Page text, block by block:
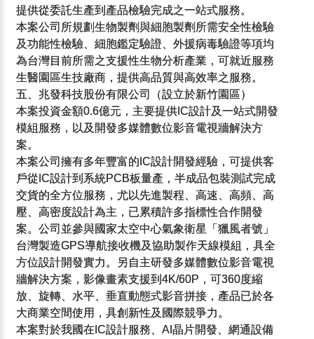
提供從委託生產到產品檢驗完成之一站式服務。
本案公司所規劃生物製劑與細胞製劑所需安全性檢驗
及功能性檢驗、細胞鑑定驗證、外援病毒驗證等項均
為台灣目前所需之支援性生物分析產業，可就近服務
生醫園區生技廠商，提供高品質與高效率之服務。
五、兆發科技股份有限公司（設立於新竹園區）
本案投資金額0.6億元，主要提供IC設計及一站式開發
模組服務，以及開發多媒體數位影音電視牆解決方
案。
本案公司擁有多年豐富的IC設計開發經驗，可提供客
戶從IC設計到系統PCB板量產，半成品包裝測試完成
交貨的全方位服務，尤以先進製程、高速、高頻、高
壓、高密度設計為主，已累積許多指標性合作開發
案。公司並參與國家太空中心氣象衛星「獵風者號」
台灣製造GPS導航接收機及協助製作天線模組，具全
方位設計開發實力。另自主研發多媒體數位影音電視
牆解決方案，影像畫素支援到4K/60P，可360度縮
放、旋轉、水平、垂直動態式影音拼接，產品已於各
大商業空間使用，具創新性及國際競爭力。
本案對於我國在IC設計服務、AI晶片開發、網通設備